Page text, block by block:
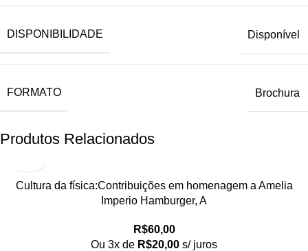
DISPONIBILIDADE Disponível
FORMATO Brochura
Produtos Relacionados
Cultura da física:Contribuições em homenagem a Amelia
Imperio Hamburger, A
R$60,00
Ou 3x de R$20,00 s/ juros